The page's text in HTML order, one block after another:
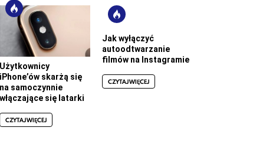
Użytkownicy
iPhone’ów skarżą się
na samoczynnie
włączające się latarki
CZYTAJ WIĘCEJ
Jak wyłączyć
autoodtwarzanie
filmów na Instagramie
CZYTAJ WIĘCEJ